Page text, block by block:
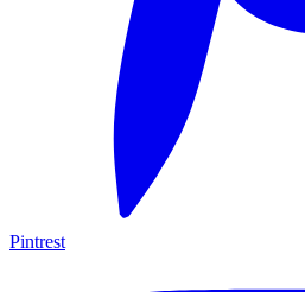
Pintrest